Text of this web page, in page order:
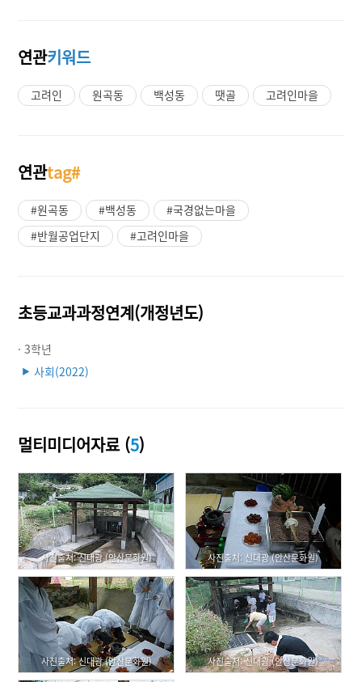
연관키워드
고려인 원곡동 백성동 땟골 고려인마을
연관tag#
#원곡동 #백성동
#국경없는마을
#반월공업단지
#고려인마을
초등교과과정연계(개정년도)
· 3학년
▶ 사회(2022)
멀티미디어자료 (5)
사진출처: 신대광 (안산문화원) 사진출처: 신대광 (안산문화원)
사진출처: 신대광 (안산문화원) 사진출처: 신대광 (안산문화원)